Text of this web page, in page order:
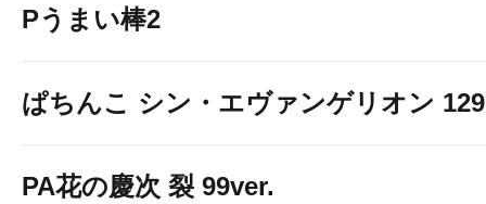
Pうまい棒2
ぱちんこ シン・エヴァンゲリオン
PA花の慶次 裂 99ver.